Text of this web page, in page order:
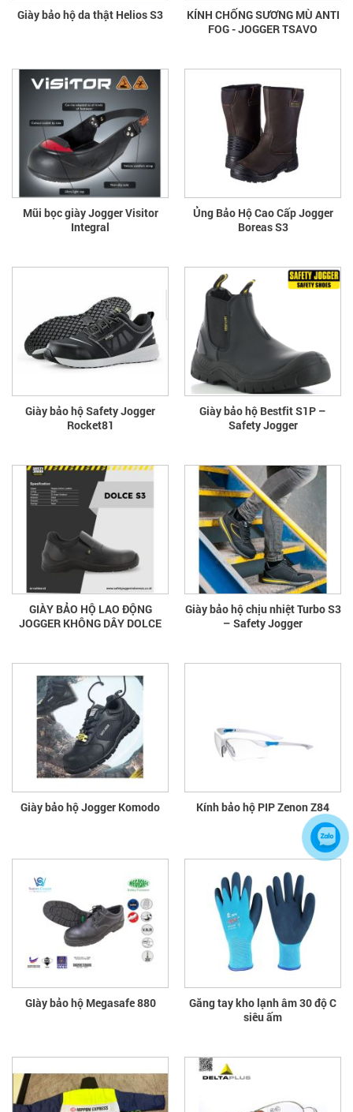
Giày bảo hộ da thật Helios S3
KÍNH CHỐNG SƯƠNG MÙ ANTI
FOG - JOGGER TSAVO
Mũi bọc giày Jogger Visitor
Integral
Ủng Bảo Hộ Cao Cấp Jogger
Boreas S3
Giày bảo hộ Safety Jogger
Rocket81
Giày bảo hộ Bestfit S1P –
Safety Jogger
GIÀY BẢO HỘ LAO ĐỘNG
JOGGER KHÔNG DÂY DOLCE
Giày bảo hộ chịu nhiệt Turbo S3
– Safety Jogger
Giày bảo hộ Jogger Komodo Kính bảo hộ PIP Zenon Z84
GIày bảo hộ Megasafe 880
Găng tay kho lạnh âm 30 độ C
siêu ấm